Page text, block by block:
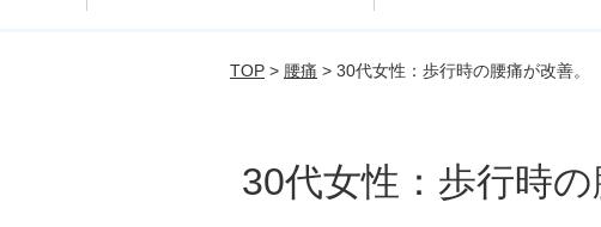
TOP > 腰痛 > 30代女性：歩行時の腰痛が改善。
30代女性：歩行時の